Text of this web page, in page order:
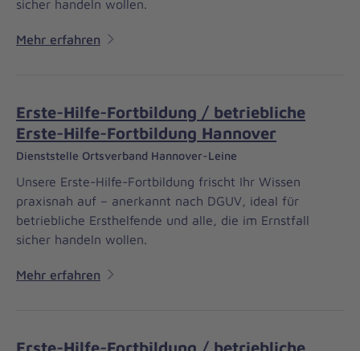
sicher handeln wollen.
Mehr erfahren
Erste-Hilfe-Fortbildung / betriebliche
Erste-Hilfe-Fortbildung Hannover
Dienststelle Ortsverband Hannover-Leine
Unsere Erste-Hilfe-Fortbildung frischt Ihr Wissen
praxisnah auf – anerkannt nach DGUV, ideal für
betriebliche Ersthelfende und alle, die im Ernstfall
sicher handeln wollen.
Mehr erfahren
Erste-Hilfe-Fortbildung / betriebliche